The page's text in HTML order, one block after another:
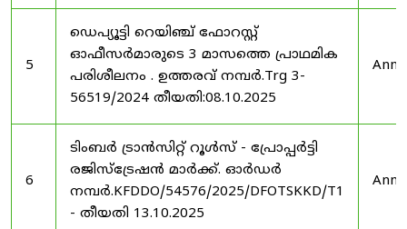
5
ഡെപ്യൂട്ടി റെയിഞ്ച് ഫോറസ്റ്റ്
ഓഫീസർമാരുടെ 3 മാസത്തെ പ്രാഥമിക
പരിശീലനം . ഉത്തരവ് നമ്പർ.Trg 3-
56519/2024 തീയതി:08.10.2025
6
ടിംബർ ട്രാൻസിറ്റ് റൂൾസ് - പ്രോപ്പർട്ടി
രജിസ്ട്രേഷൻ മാർക്ക്. ഓർഡർ
നമ്പർ.KFDDO/54576/2025/DFOTSKKD/T1
- തീയതി 13.10.2025